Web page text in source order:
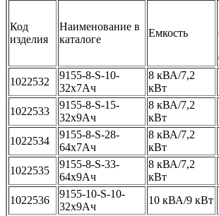
Код
изделия
Наименование в
каталоге
Емкость
1022532
9155-8-S-10-
32x7Ач
8 кВА/7,2
кВт
1022533
9155-8-S-15-
32x9Ач
8 кВА/7,2
кВт
1022534
9155-8-S-28-
64x7Ач
8 кВА/7,2
кВт
1022535
9155-8-S-33-
64x9Ач
8 кВА/7,2
кВт
1022536
9155-10-S-10-
32x9Ач
10 кВА/9 кВт